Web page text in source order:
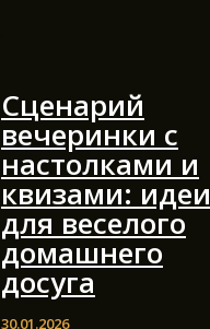
Сценарий
вечеринки с
настолками и
квизами: идеи
для веселого
домашнего
досуга
30.01.2026